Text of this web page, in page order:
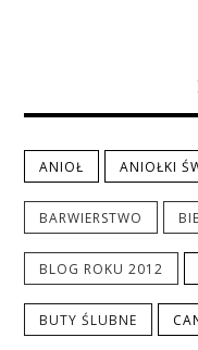
ANIOŁ ANIOŁKI
BARWIERSTWO
BLOG ROKU 2012
BUTY ŚLUBNE